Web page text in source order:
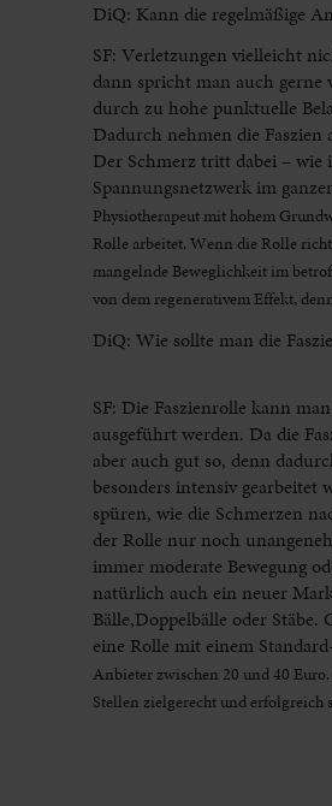
DiQ: Kann die regelmäßige
SF: Verletzungen vielleicht
dann spricht man auch gerne
durch zu hohe punktuelle
Dadurch nehmen die
Der Schmerz tritt dabei – wie
Spannungsnetzwerk im
Physiotherapeut mit hohem
Rolle arbeitet. Wenn die Rolle
mangelnde Beweglichkeit im
von dem regenerativem Effekt,
DiQ: Wie sollte man die
SF: Die Faszienrolle kann
ausgeführt werden. Da die
aber auch gut so, denn
besonders intensiv
spüren, wie die Schmerzen
der Rolle nur noch
immer moderate Bewegung
natürlich auch ein neuer
Bälle,Doppelbälle oder
eine Rolle mit einem
Anbieter zwischen 20 und 40
Stellen zielgerecht und erfolgreich